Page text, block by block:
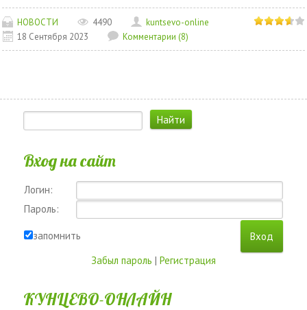
НОВОСТИ 4490
kuntsevo-online
18 Сентября 2023
Комментарии (8)
Вход на сайт
Логин:
Пароль:
запомнить
Забыл пароль | Регистрация
КУНЦЕВО-ОНЛАЙН